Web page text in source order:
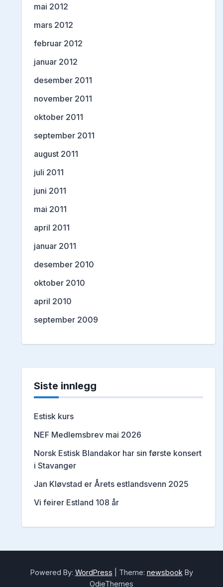
mai 2012
mars 2012
februar 2012
januar 2012
desember 2011
november 2011
oktober 2011
september 2011
august 2011
juli 2011
juni 2011
mai 2011
april 2011
januar 2011
desember 2010
oktober 2010
april 2010
september 2009
Siste innlegg
Estisk kurs
NEF Medlemsbrev mai 2026
Norsk Estisk Blandakor har sin første konsert
i Stavanger
Jan Kløvstad er Årets estlandsvenn 2025
Vi feirer Estland 108 år
Powered By: WordPress Theme: newsbook By
OdieThemes